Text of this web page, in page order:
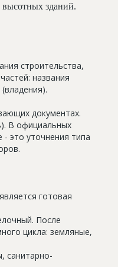
высотных зданий.
строительства,
названия
документах.
В официальных
это уточнения типа
готовая
После
цикла: земляные,
санитарно-